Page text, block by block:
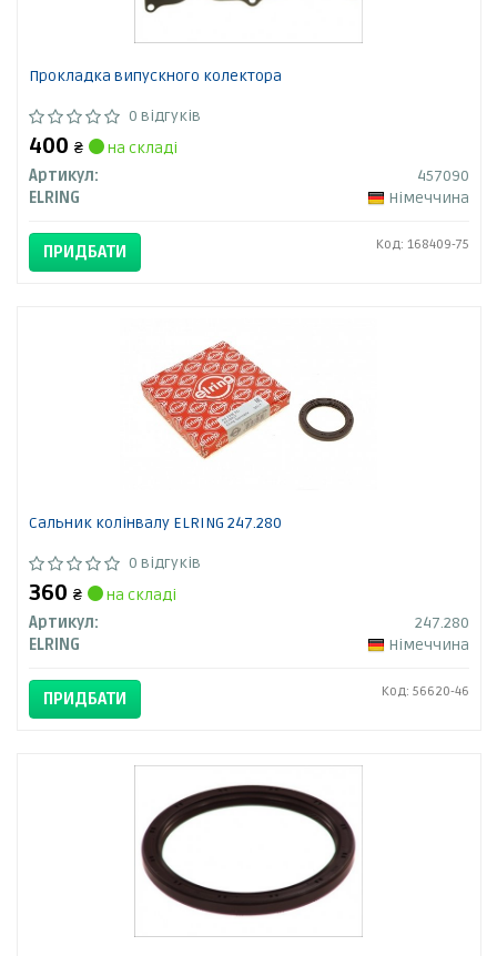
Прокладка випускного колектора
0 відгуків
400 ₴
на складі
Артикул:
457090
ELRING
Німеччина
ПРИДБАТИ Код: 168409-75
Сальник колінвалу ELRING 247.280
0 відгуків
360 ₴
на складі
Артикул:
247.280
ELRING
Німеччина
ПРИДБАТИ Код: 56620-46